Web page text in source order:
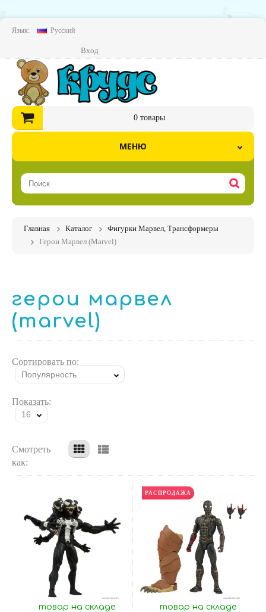
Язык: Русский
Вход
0товары
МЕНЮ
Главная Каталог
Фигурки Марвел, Трансформеры
Герои Марвел (Marvel)
герои марвел
(marvel)
Сортировать по:
Популярность
Показать:
16
Смотреть
как:
товар на складе
РАСПРОДАЖА
товар на складе